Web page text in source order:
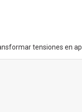
tensiones en